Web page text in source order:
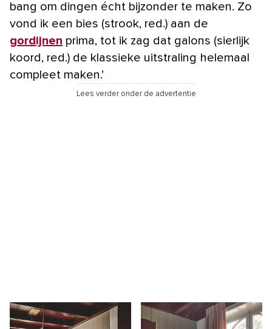
bang om dingen écht bijzonder te maken. Zo
vond ik een bies (strook, red.) aan de
gordijnen prima, tot ik zag dat galons (sierlijk
koord, red.) de klassieke uitstraling helemaal
compleet maken.’
Lees verder onder de advertentie